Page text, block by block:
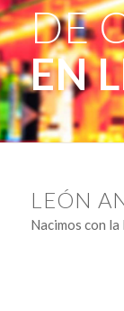
DE
EN
LEÓN
Nacimos con